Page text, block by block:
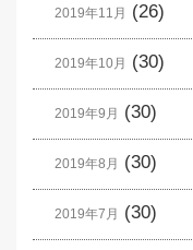
2019年11月 (26)
2019年10月 (30)
2019年9月 (30)
2019年8月 (30)
2019年7月 (30)